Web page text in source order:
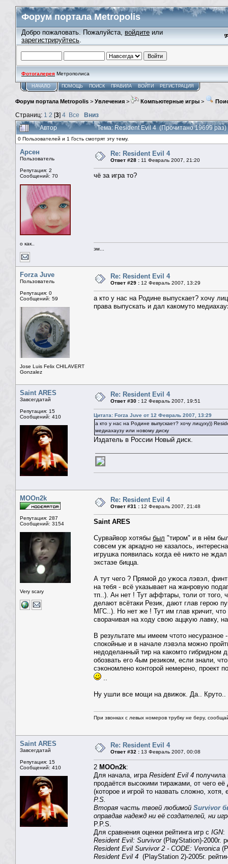
Форум портала Metropolis
Добро пожаловать. Пожалуйста, войдите или
зарегистрируйтесь.
Фотогалерея Метрополиса
НАЧАЛО ПОМОЩЬ ПОИСК ПРАВИЛА ВОЙТИ РЕГИСТРАЦИЯ
Форум портала Metropolis > Увлечения > Компьютерные игры >
Страниц: 1 2 [3] 4 Все
Вниз
Автор
Тема: Resident Evil 4 (Прочитано 19699 раз)
0 Пользователей и 1 Гость смотрят эту тему.
Арсен
Пользователь
Репутация: 2
Сообщений: 70
о как..
Re: Resident Evil 4
Ответ #28 : 11 Февраль 2007, 21:20
чё за игра то?
эм...
Forza Juve
Пользователь
Репутация: 0
Сообщений: 59
Jose Luis Felix CHILAVERT
Gonzalez
Re: Resident Evil 4
Ответ #29 : 12 Февраль 2007, 13:29
а кто у нас на Родине выпускает? хочу
права выпускать и дал какомуто
Saint ARES
Завсегдатай
Репутация: 15
Сообщений: 410
Re: Resident Evil 4
Ответ #30 : 12 Февраль 2007, 19:51
Цитата: Forza Juve от 12 Февраль 2007, 13:29
а кто у нас на Родине выпускает? хочу лицуху))
медиахаузу или новому диску
Издатель в России Новый диск.
MOOn2k
Репутация: 287
Сообщений: 3154
Very scary
Re: Resident Evil 4
Ответ #31 : 12 Февраль 2007, 21:48
Saint ARES
Сурвайвор хотябы был "тиром" и в нём
совсем уж аркадно не казалось,
игрушка появилась когда её никто не
экстазе бицца.
А тут чего ? Прямой до ужоса лэвэл,
на тебя - всё указывает на жанровую
тп..). Ан нет ! Тут аффтары, толи от того,
делают всётаки Резик, дают глав герою
МГС..). Но нет же ! Тут им глав кричит,
сворачивая на ходу свою аццкую лавку,
В результате мы имеем чтото
спокойные и в начале лэвэла можно
недоделанный тир на какомто гибридном
обозвать его 4ым резиком, если знали,
сэкономлено конторой немерено, проект
..
Ну ушли все мощи на движок. Да.. Круто..
При звонках с левых номеров трубку не беру,
Saint ARES
Завсегдатай
Репутация: 15
Сообщений: 410
Re: Resident Evil 4
Ответ #32 : 13 Февраль 2007, 00:08
2 MOOn2k:
Для начала, игра Resident Evil 4 получила
продаётся высокими тиражами, от чего
(которое и игрой то назвать сложно, хотя,
P.S.
Вторая часть твоей любимой Survivor
оправдав надежд ни её создателей, ни
P.P.S.
Для сравнения оценки рейтинга игр с IGN:
Resident Evil: Survivor(PlayStation)-2000г.
Resident Evil Survivor 2 - CODE: Veronica
Resident Evil 4 (PlayStation 2)-2005г.